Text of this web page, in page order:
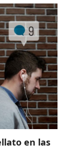
en las